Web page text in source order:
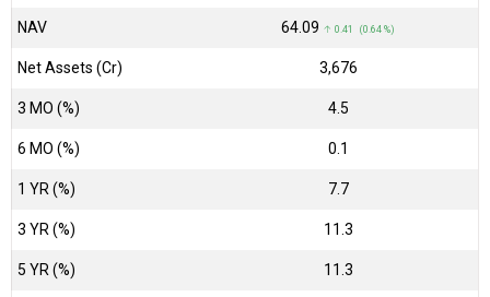
NAV ₹64.09 ↑ 0.41 (0.64 %)
Net Assets (Cr) ₹3,676
3 MO (%) 4.5
6 MO (%) 0.1
1 YR (%) 7.7
3 YR (%) 11.3
5 YR (%) 11.3